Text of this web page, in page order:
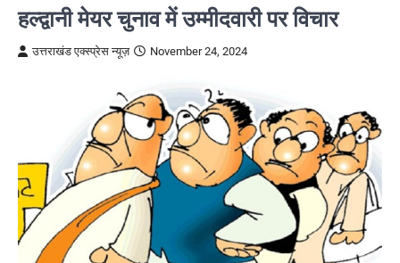
हल्द्वानी मेयर चुनाव में उम्मीदवारी पर विचार
उत्तराखंड एक्स्प्रेस न्यूज़ November 24, 2024